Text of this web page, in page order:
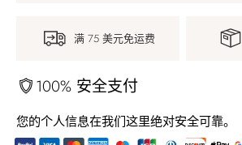
满 75 美元免运费
100% 安全支付
您的个人信息在我们这里绝对安全可靠。